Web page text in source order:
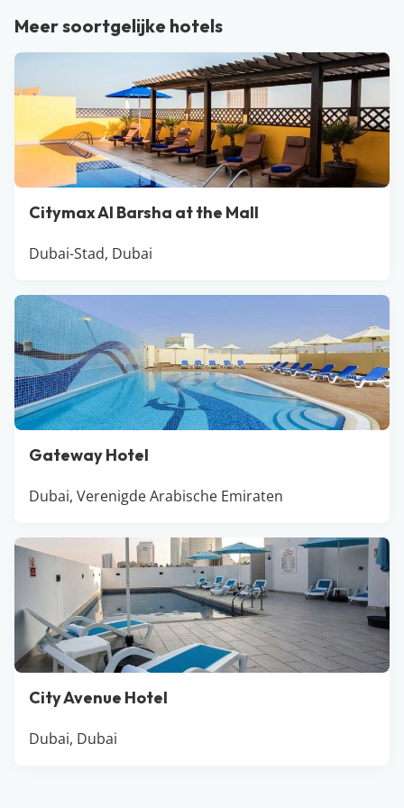
één van de restaurants en shop voor de leukste
souvenirs bij één van de vele markten. Het hele jaar
door een perfecte keuze!
Meer soortgelijke hotels
Citymax Al Barsha at the Mall
Dubai-Stad, Dubai
Gateway Hotel
Dubai, Verenigde Arabische Emiraten
City Avenue Hotel
Dubai, Dubai